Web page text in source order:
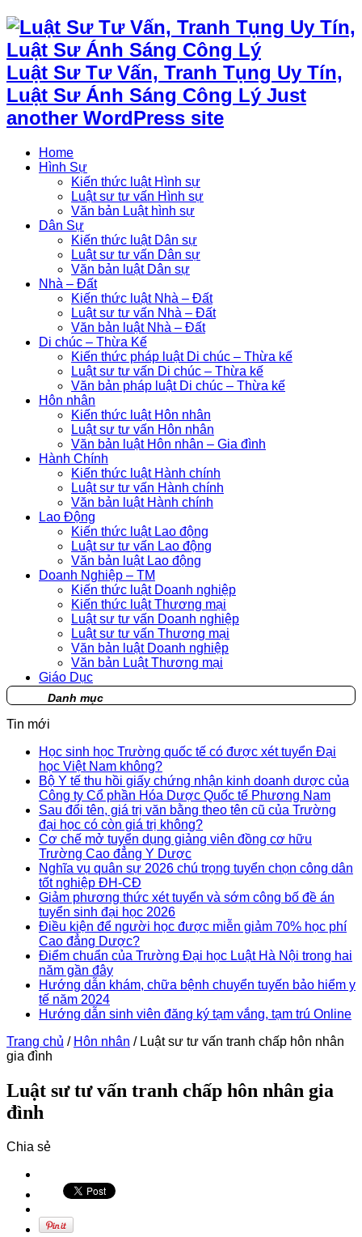
Luật Sư Tư Vấn, Tranh Tụng Uy Tín,
Luật Sư Ánh Sáng Công Lý Just
another WordPress site
Home
Hình Sự
Kiến thức luật Hình sự
Luật sư tư vấn Hình sự
Văn bản Luật hình sự
Dân Sự
Kiến thức luật Dân sự
Luật sư tư vấn Dân sự
Văn bản luật Dân sự
Nhà – Đất
Kiến thức luật Nhà – Đất
Luật sư tư vấn Nhà – Đất
Văn bản luật Nhà – Đất
Di chúc – Thừa Kế
Kiến thức pháp luật Di chúc – Thừa kế
Luật sư tư vấn Di chúc – Thừa kế
Văn bản pháp luật Di chúc – Thừa kế
Hôn nhân
Kiến thức luật Hôn nhân
Luật sư tư vấn Hôn nhân
Văn bản luật Hôn nhân – Gia đình
Hành Chính
Kiến thức luật Hành chính
Luật sư tư vấn Hành chính
Văn bản luật Hành chính
Lao Động
Kiến thức luật Lao động
Luật sư tư vấn Lao động
Văn bản luật Lao động
Doanh Nghiệp – TM
Kiến thức luật Doanh nghiệp
Kiến thức luật Thương mại
Luật sư tư vấn Doanh nghiệp
Luật sư tư vấn Thương mại
Văn bản luật Doanh nghiệp
Văn bản Luật Thương mại
Giáo Dục
Danh mục
Tin mới
Học sinh học Trường quốc tế có được xét tuyển Đại
học Việt Nam không?
Bộ Y tế thu hồi giấy chứng nhận kinh doanh dược của
Công ty Cổ phần Hóa Dược Quốc tế Phương Nam
Sau đổi tên, giá trị văn bằng theo tên cũ của Trường
đại học có còn giá trị không?
Cơ chế mở tuyển dụng giảng viên đồng cơ hữu
Trường Cao đẳng Y Dược
Nghĩa vụ quân sự 2026 chú trọng tuyển chọn công dân
tốt nghiệp ĐH-CĐ
Giảm phương thức xét tuyển và sớm công bố đề án
tuyển sinh đại học 2026
Điều kiện để người học được miễn giảm 70% học phí
Cao đẳng Dược?
Điểm chuẩn của Trường Đại học Luật Hà Nội trong hai
năm gần đây
Hướng dẫn khám, chữa bệnh chuyển tuyến bảo hiểm y
tế năm 2024
Hướng dẫn sinh viên đăng ký tạm vắng, tạm trú Online
Trang chủ / Hôn nhân / Luật sư tư vấn tranh chấp hôn nhân
gia đình
Luật sư tư vấn tranh chấp hôn nhân gia
đình
Chia sẻ